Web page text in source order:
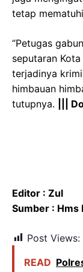
tetap
“Petugas
seputaran
terjadinya
himbauan
tutupnya.
|||
Editor : Zul
Sumber : Hms
Post Views:
READ